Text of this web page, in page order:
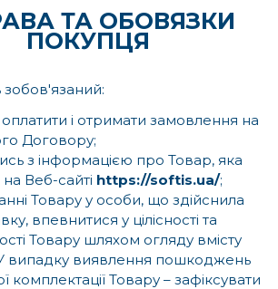
ТА ОБОВЯЗКИ
ПОКУПЦЯ
зобов'язаний:
і отримати замовлення на
Договору;
з інформацією про Товар, яка
Веб-сайті https://softis.ua/;
Товару у особи, що здійснила
впевнитися у цілісності та
Товару шляхом огляду вмісту
випадку виявлення пошкоджень
комплектації Товару – зафіксувати